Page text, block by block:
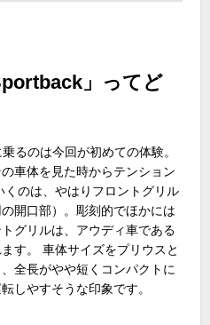
」ってど
るのは今回が初めての体験。
車体を見た時からテンション
のは、やはりフロントグリル
開口部）。彫刻的でほかには
グリルは、アウディ車である
す。 車体サイズをプリウスと
全長がやや短くコンパクトに
しやすそうな印象です。